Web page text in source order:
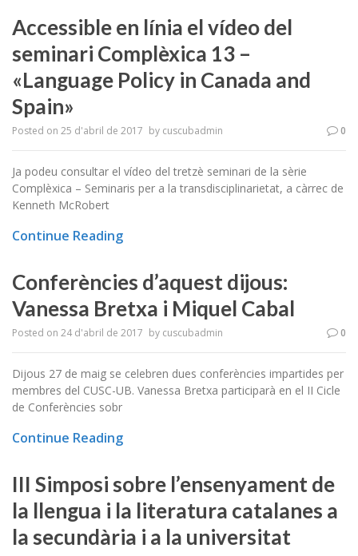
Accessible en línia el vídeo del
seminari Complèxica 13 –
«Language Policy in Canada and
Spain»
Posted on 25 d'abril de 2017 by cuscubadmin 0
Ja podeu consultar el vídeo del tretzè seminari de la sèrie
Complèxica – Seminaris per a la transdisciplinarietat, a càrrec de
Kenneth McRobert
Continue Reading
Conferències d’aquest dijous:
Vanessa Bretxa i Miquel Cabal
Posted on 24 d'abril de 2017 by cuscubadmin 0
Dijous 27 de maig se celebren dues conferències impartides per
membres del CUSC-UB. Vanessa Bretxa participarà en el II Cicle
de Conferències sobr
Continue Reading
III Simposi sobre l’ensenyament de
la llengua i la literatura catalanes a
la secundària i a la universitat